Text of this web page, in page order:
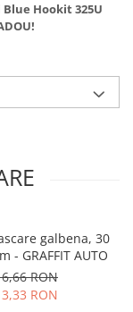
Hookit 325U
galbena, 30
- GRAFFIT AUTO
RON
RON